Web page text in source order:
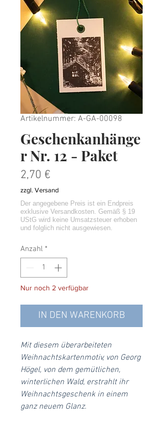
Artikelnummer: A-GA-00098
Geschenkanhänge
r Nr. 12 - Paket
2,70 €
zzgl. Versand
Anzahl *
Nur noch 2 verfügbar
IN DEN WARENKORB
Mit diesem überarbeiteten
Weihnachtskartenmotiv, von Georg
Högel, von dem gemütlichen,
winterlichen Wald, erstrahlt ihr
Weihnachtsgeschenk in einem
ganz neuem Glanz.